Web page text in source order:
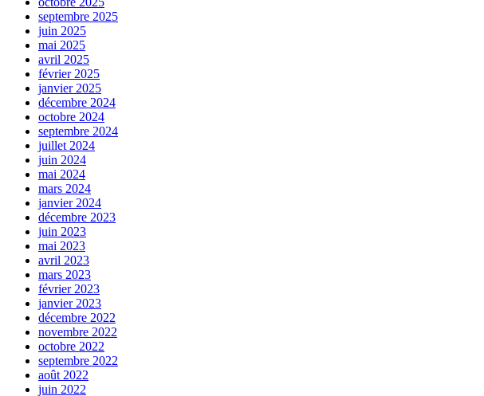
septembre 2025
juin 2025
mai 2025
avril 2025
février 2025
janvier 2025
décembre 2024
octobre 2024
septembre 2024
juillet 2024
juin 2024
mai 2024
mars 2024
janvier 2024
décembre 2023
juin 2023
mai 2023
avril 2023
mars 2023
février 2023
janvier 2023
décembre 2022
novembre 2022
octobre 2022
septembre 2022
août 2022
juin 2022